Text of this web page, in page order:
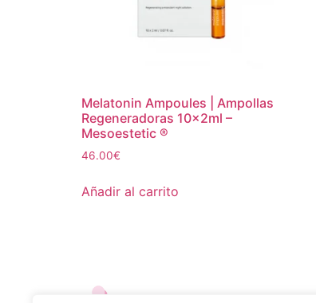
Melatonin Ampoules | Ampollas
Regeneradoras 10x2ml –
Mesoestetic ®
46.00€
Añadir al carrito